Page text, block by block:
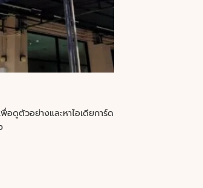
พื่อดูตัวอย่างและหาไอเดียการ์ด